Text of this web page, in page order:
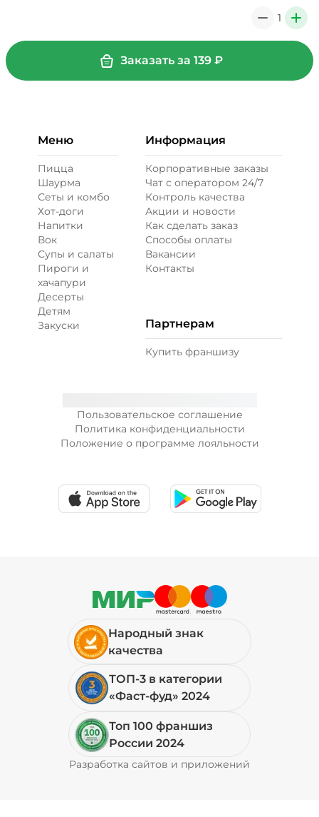
1 +
Заказать за 139₽
Пользовательское соглашение
Политика конфиденциальности
Положение о программе лояльности
Меню
Пицца
Шаурма
Сеты и комбо
Хот-доги
Напитки
Вок
Супы и салаты
Пироги и
хачапури
Десерты
Детям
Закуски
Информация
Корпоративные заказы
Чат с оператором 24/7
Контроль качества
Акции и новости
Как сделать заказ
Способы оплаты
Вакансии
Контакты
Партнерам
Купить франшизу
Народный знак
качества
ТОП-3 в категории
«Фаст-фуд» 2024
Топ 100 франшиз
России 2024
Разработка сайтов и приложений
Pyrobyte